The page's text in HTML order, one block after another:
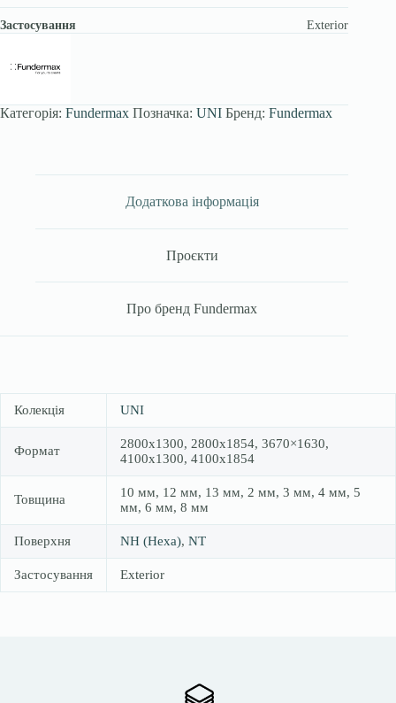
Застосування Exterior
Категорія: Fundermax Позначка: UNI Бренд: Fundermax
Додаткова інформація
Проєкти
Про бренд Fundermax
Колекція UNI
Формат
2800х1300, 2800х1854, 3670×1630,
4100х1300, 4100х1854
Товщина
10 мм, 12 мм, 13 мм, 2 мм, 3 мм, 4 мм, 5
мм, 6 мм, 8 мм
Поверхня NH (Hexa), NT
Застосування Exterior